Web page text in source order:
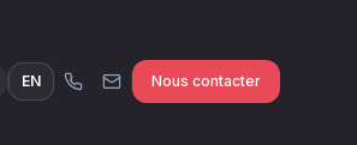
EN Nous contacter